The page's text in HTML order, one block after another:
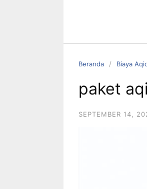
Beranda Biaya
paket
SEPTEMBER 14,